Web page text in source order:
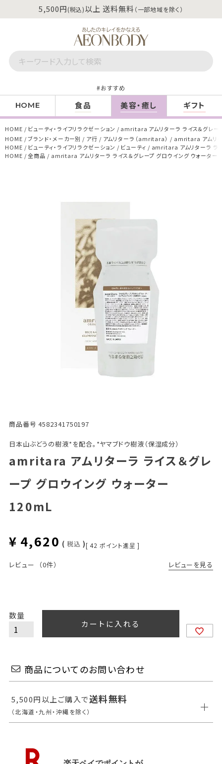
5,500円(税込)以上 送料無料 （一部地域を除く）
おすすめ
HOME 食品 美容・癒し ギフト
HOME ビューティ・ライフリラクゼーション
amritara アムリターラ ライス＆グレー
HOME
ブランド・メーカー別 ア行 アムリターラ（amritara）
amritara アムリタ
HOME
ビューティ・ライフリラクゼーション ビューティ
amritara アムリターラ ラ
HOME
全商品 amritara アムリターラ ライス＆グレープ グロウイング ウォーター
商品番号 4582341750197
日本山ぶどうの樹液*を配合。*ヤマブドウ樹液（保湿成分）
amritara アムリターラ ライス＆グレ
ープ グロウイング ウォーター
120mL
¥ 4,620 税込 [ 42 ポイント進呈 ]
レビュー （0件） レビューを見る
カートに入れる
商品についてのお問い合わせ
5,500円以上ご購入で送料無料
（北海道・九州・沖縄を除く）